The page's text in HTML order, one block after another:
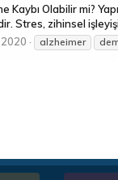
Kaybı Olabilir mi?
Stres, zihinsel
alzheimer